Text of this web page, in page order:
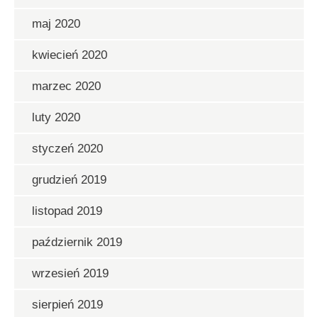
maj 2020
kwiecień 2020
marzec 2020
luty 2020
styczeń 2020
grudzień 2019
listopad 2019
październik 2019
wrzesień 2019
sierpień 2019